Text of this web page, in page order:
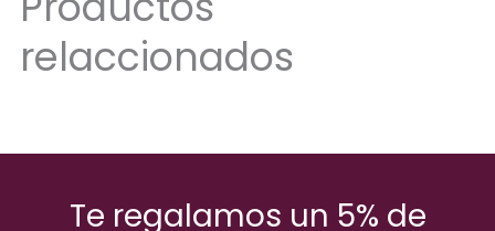
relaccionados
Te regalamos un 5% de